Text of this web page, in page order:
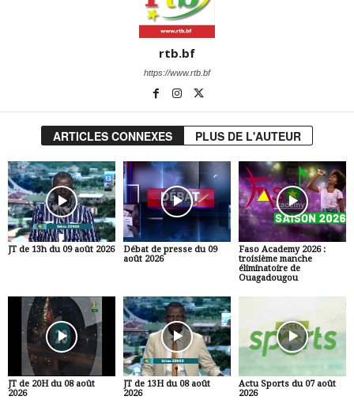
rtb.bf
https://www.rtb.bf
ARTICLES CONNEXES PLUS DE L'AUTEUR
JT de 13h du 09 août 2026
Débat de presse du 09
août 2026
Faso Academy 2026 :
troisième manche
éliminatoire de
Ouagadougou
JT de 20H du 08 août
2026
JT de 13H du 08 août
2026
Actu Sports du 07 août
2026